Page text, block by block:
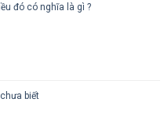
đó có nghĩa là gì ?
biết